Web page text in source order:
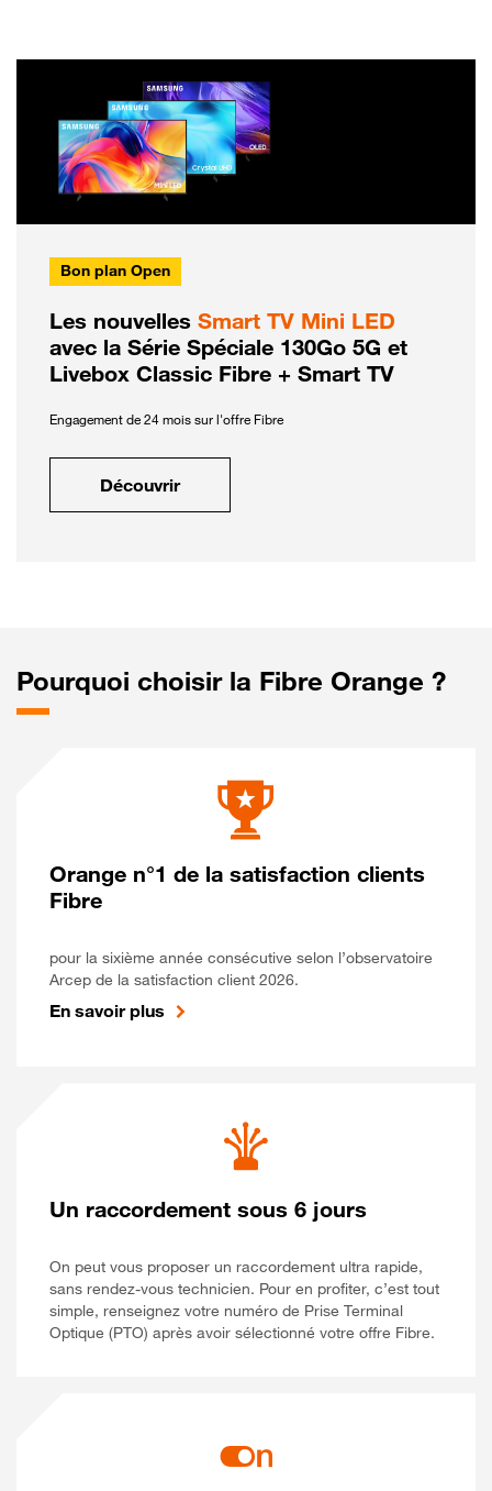
Bon plan Open
Les nouvelles Smart TV Mini LED
avec la Série Spéciale 130Go 5G et
Livebox Classic Fibre + Smart TV
Engagement de 24 mois sur l'offre Fibre
Découvrir
Pourquoi choisir la Fibre Orange ?
Orange n°1 de la satisfaction clients
Fibre
pour la sixième année consécutive selon l’observatoire
Arcep de la satisfaction client 2026.
En savoir plus
Un raccordement sous 6 jours
On peut vous proposer un raccordement ultra rapide,
sans rendez-vous technicien. Pour en profiter, c’est tout
simple, renseignez votre numéro de Prise Terminal
Optique (PTO) après avoir sélectionné votre offre Fibre.